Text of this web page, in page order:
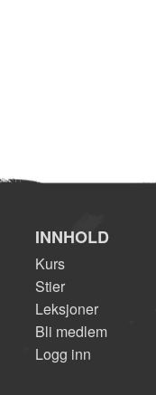
INNHOLD
Kurs
Stier
Leksjoner
Bli medlem
Logg inn